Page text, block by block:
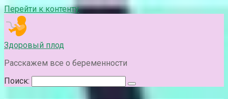
Перейти к контенту
Здоровый плод
Расскажем все о беременности
Поиск: